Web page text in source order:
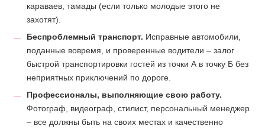
караваев, тамады (если только молодые этого не
захотят).
Беспроблемный транспорт. Исправные автомобили,
поданные вовремя, и проверенные водители – залог
быстрой транспортировки гостей из точки А в точку Б без
неприятных приключений по дороге.
Профессионалы, выполняющие свою работу.
Фотограф, видеограф, стилист, персональный менеджер
– все должны быть на своих местах и качественно